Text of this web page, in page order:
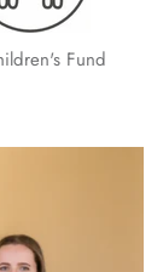
Fund